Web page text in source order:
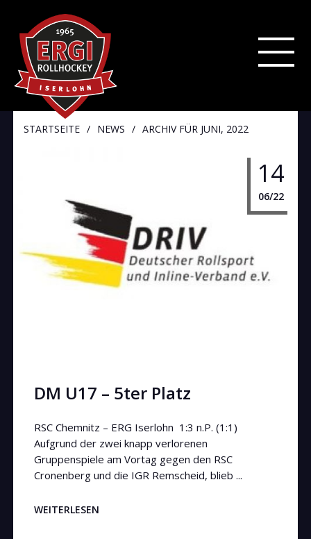
STARTSEITE / NEWS / ARCHIV FÜR JUNI, 2022
14
06/22
DM U17 – 5ter Platz
RSC Chemnitz – ERG Iserlohn 1:3 n.P. (1:1)
Aufgrund der zwei knapp verlorenen
Gruppenspiele am Vortag gegen den RSC
Cronenberg und die IGR Remscheid, blieb ...
WEITERLESEN